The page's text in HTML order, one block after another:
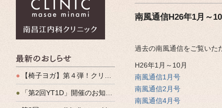
●
【椅子ヨガ】第４弾！クリパルヨガ教室のご案内
● 「第2回YT1D」開催のお知らせ
南風通信H26年1月～
過去の南風通信をご覧いた
H26年1月～10月
南風通信1月号
南風通信2月号
南風通信4月号